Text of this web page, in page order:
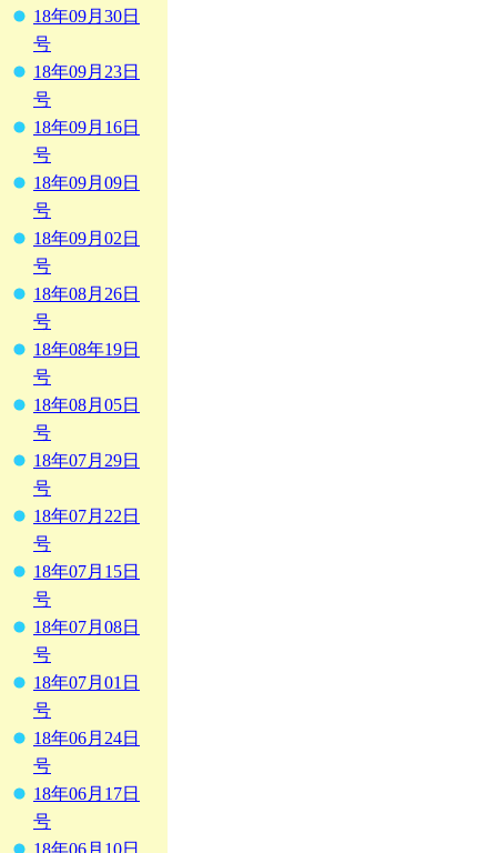
18年09月30日
号
18年09月23日
号
18年09月16日
号
18年09月09日
号
18年09月02日
号
18年08月26日
号
18年08年19日
号
18年08月05日
号
18年07月29日
号
18年07月22日
号
18年07月15日
号
18年07月08日
号
18年07月01日
号
18年06月24日
号
18年06月17日
号